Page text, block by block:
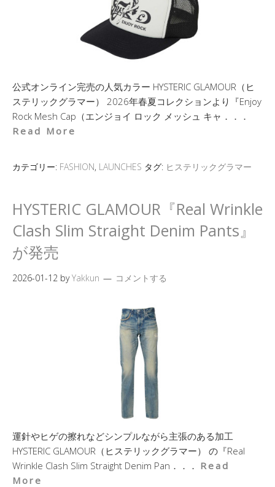
公式オンライン完売の人気カラー HYSTERIC GLAMOUR（ヒ
ステリックグラマー） 2026年春夏コレクションより『Enjoy
Rock Mesh Cap（エンジョイ ロック メッシュ キャ．．．
Read More
カテゴリー: FASHION, LAUNCHES タグ: ヒステリックグラマー
HYSTERIC GLAMOUR『Real Wrinkle
Clash Slim Straight Denim Pants』
が発売
2026-01-12 byYakkun コメントする
運針やヒゲの擦れなどシンプルながら主張のある加工
HYSTERIC GLAMOUR（ヒステリックグラマー） の『Real
Wrinkle Clash Slim Straight Denim Pan．．． Read
More